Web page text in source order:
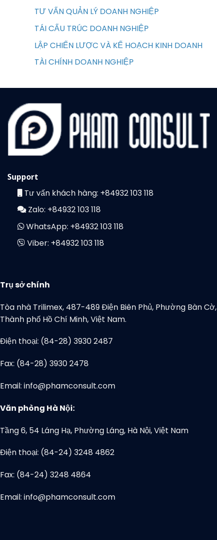
TƯ VẤN QUẢN LÝ DOANH NGHIỆP
TÁI CẤU TRÚC DOANH NGHIỆP
LẬP CHIẾN LƯỢC VÀ KẾ HOẠCH KINH DOANH
TÀI CHÍNH DOANH NGHIỆP
Support
Tư vấn khách hàng: +84932 103 118
Zalo: +84932 103 118
WhatsApp: +84932 103 118
Viber: +84932 103 118
Trụ sở chính
Tòa nhà Trilimex, 487-489 Điện Biên Phủ, Phường Bàn Cờ,
Thành phố Hồ Chí Minh, Việt Nam.
Điện thoại: (84-28) 3930 2487
Fax: (84-28) 3930 2478
Email: info@phamconsult.com
Văn phòng Hà Nội:
Tầng 6, 54 Láng Hạ, Phường Láng, Hà Nội, Việt Nam
Điện thoại: (84-24) 3248 4862
Fax: (84-24) 3248 4864
Email: info@phamconsult.com